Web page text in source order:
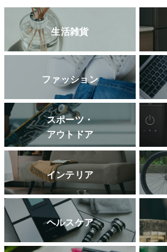
生活雑貨
ファッション
スポーツ・
アウトドア
インテリア
ヘルスケア